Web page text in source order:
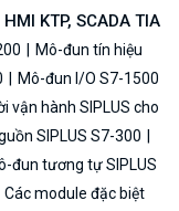
KTP, SCADA TIA
Mô-đun tín hiệu
Mô-đun I/O S7-1500
vận hành SIPLUS cho
SIPLUS S7-300
đun tương tự SIPLUS
Các module đặc biệt